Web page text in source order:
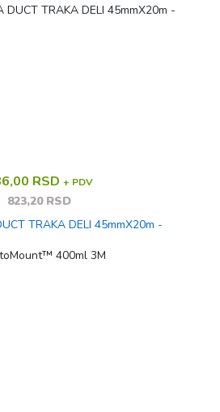
RSD + PDV
823,20 RSD
TRAKA DELI 45mmX20m -